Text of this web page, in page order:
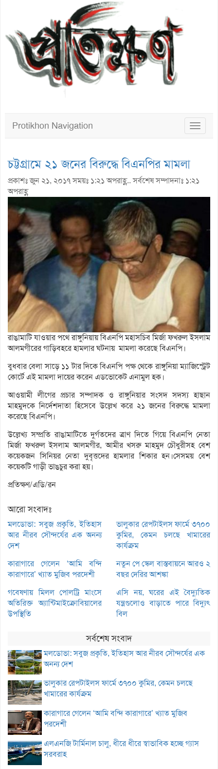
Toggle
Protikhon Navigation
চট্টগ্রামে ২১ জনের বিরুদ্ধে বিএনপির মামলা
প্রকাশঃ জুন ২১, ২০১৭ সময়ঃ ১:২১ অপরাহ্ণ.. সর্বশেষ সম্পাদনাঃ ১:২১
অপরাহ্ণ
রাঙামাটি যাওয়ার পথে রাঙ্গুনিয়ায় বিএনপি মহাসচিব মির্জা ফখরুল ইসলাম
আলমগীরের গাড়িবহরে হামলার ঘটনায় মামলা করেছে বিএনপি।
বুধবার বেলা সাড়ে ১১ টার দিকে বিএনপি পক্ষ থেকে রাঙ্গুনিয়া ম্যাজিস্ট্রেট
কোর্টে এই মামলা দায়ের করেন এডভোকেট এনামুল হক।
আওয়ামী লীগের প্রচার সম্পাদক ও রাঙ্গুনিয়ার সংসদ সদস্য হাছান
মাহমুদকে নির্দেশদাতা হিসেবে উল্লেখ করে ২১ জনের বিরুদ্ধে মামলা
করেছে বিএনপি।
উল্লেখ্য সম্প্রতি রাঙামাটিতে দুর্গতদের ত্রাণ দিতে গিয়ে বিএনপি নেতা
মির্জা ফখরুল ইসলাম আলমগীর, আমীর খসরু মাহমুদ চৌধুরীসহ বেশ
কয়েকজন সিনিয়র নেতা দুবৃত্তদের হামলার শিকার হন।সেসময় বেশ
কয়েকটি গাড়ী ভাঙচুর করা হয়।
প্রতিক্ষণ/এডি/রন
আরো সংবাদঃ
মলডোভা: সবুজ প্রকৃতি, ইতিহাস
আর নীরব সৌন্দর্যের এক অনন্য
দেশ
ভালুকার রেপটাইলস ফার্মে ৩৭০০
কুমির, কেমন চলছে খামারের
কার্যক্রম
কারাগারে গেলেন ‘আমি বন্দি
কারাগারে’ খ্যাত মুজিব পরদেশী
নতুন পে স্কেল বাস্তবায়নে আরও ২
বছর দেরির আশঙ্কা
গবেষণায় মিলল পোলট্রি মাংসে
অতিরিক্ত অ্যান্টিমাইক্রোবিয়ালের
উপস্থিতি
এসি নয়, ঘরের এই বৈদ্যুতিক
যন্ত্রগুলোও বাড়াতে পারে বিদ্যুৎ
বিল
সর্বশেষ সংবাদ
মলডোভা: সবুজ প্রকৃতি, ইতিহাস আর নীরব সৌন্দর্যের এক
অনন্য দেশ
ভালুকার রেপটাইলস ফার্মে ৩৭০০ কুমির, কেমন চলছে
খামারের কার্যক্রম
কারাগারে গেলেন ‘আমি বন্দি কারাগারে’ খ্যাত মুজিব
পরদেশী
এলএনজি টার্মিনাল চালু, ধীরে ধীরে স্বাভাবিক হচ্ছে গ্যাস
সরবরাহ